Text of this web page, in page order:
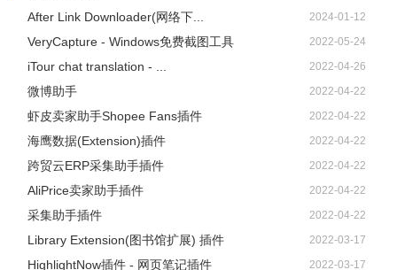
After Link Downloader(网络下... 2024-01-12
VeryCapture - Windows免费截图工具 2022-05-24
iTour chat translation - ... 2022-04-26
微博助手 2022-04-22
虾皮卖家助手Shopee Fans插件 2022-04-22
海鹰数据(Extension)插件 2022-04-22
跨贸云ERP采集助手插件 2022-04-22
AliPrice卖家助手插件 2022-04-22
采集助手插件 2022-04-22
Library Extension(图书馆扩展) 插件 2022-03-17
HighlightNow插件 - 网页笔记插件 2022-03-17